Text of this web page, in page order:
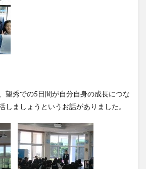
望秀での5日間が自分自身の成長につな
しましょうというお話がありました。